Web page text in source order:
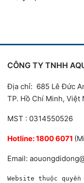
CÔNG TY TNHH
Địa chỉ: 685 Lê Đức
TP. Hồ Chí Minh, Việt
MST : 0314550526
Hotline:1800 6071
Email:
Website thuộc quyền